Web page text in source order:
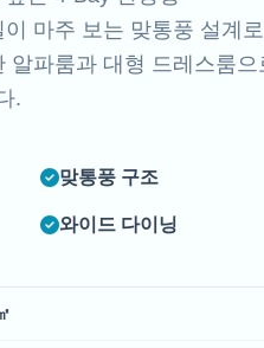
마주 보는 맞통풍 설계로
알파룸과 대형 드레스룸으
.
맞통풍 구조
와이드 다이닝